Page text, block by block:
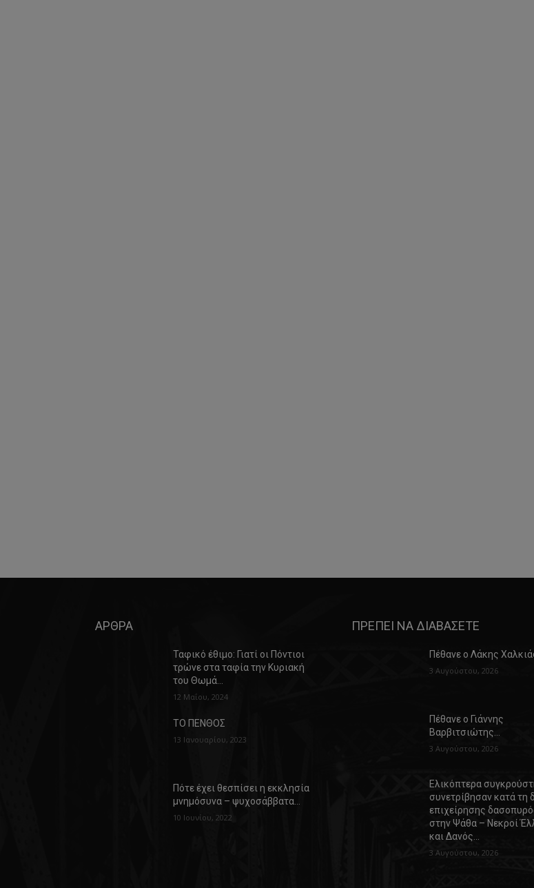
ΑΡΘΡΑ
Ταφικό έθιμο: Γιατί οι Πόντιοι
τρώνε στα ταφία την Κυριακή
του Θωμά…
12 Μαΐου, 2024
ΤΟ ΠΕΝΘΟΣ
13 Ιανουαρίου, 2023
Πότε έχει θεσπίσει η εκκλησία
μνημόσυνα – ψυχοσάββατα…
10 Ιουνίου, 2022
ΠΡΕΠΕΙ ΝΑ ΔΙΑΒΑΣΕΤΕ
Πέθανε ο Λάκης
3 Αυγούστου, 2026
Πέθανε ο Γιάννης
Βαρβιτσιώτης…
3 Αυγούστου, 2026
Ελικόπτερα
συνετρίβησαν κατά τη
επιχείρησης
στην Ψάθα – Νεκροί
και Δανός…
3 Αυγούστου, 2026